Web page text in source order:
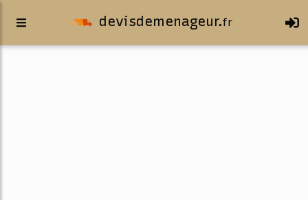
devisdemenageur.fr